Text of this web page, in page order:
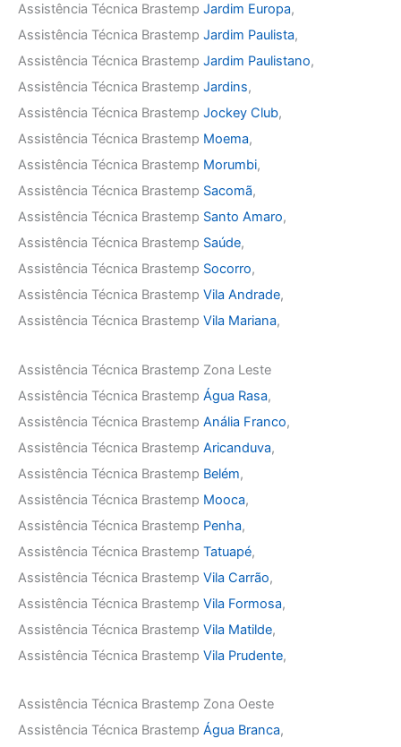
Assistência Técnica Brastemp Jardim Europa,
Assistência Técnica Brastemp Jardim Paulista,
Assistência Técnica Brastemp Jardim Paulistano,
Assistência Técnica Brastemp Jardins,
Assistência Técnica Brastemp Jockey Club,
Assistência Técnica Brastemp Moema,
Assistência Técnica Brastemp Morumbi,
Assistência Técnica Brastemp Sacomã,
Assistência Técnica Brastemp Santo Amaro,
Assistência Técnica Brastemp Saúde,
Assistência Técnica Brastemp Socorro,
Assistência Técnica Brastemp Vila Andrade,
Assistência Técnica Brastemp Vila Mariana,
Assistência Técnica Brastemp Zona Leste
Assistência Técnica Brastemp Água Rasa,
Assistência Técnica Brastemp Anália Franco,
Assistência Técnica Brastemp Aricanduva,
Assistência Técnica Brastemp Belém,
Assistência Técnica Brastemp Mooca,
Assistência Técnica Brastemp Penha,
Assistência Técnica Brastemp Tatuapé,
Assistência Técnica Brastemp Vila Carrão,
Assistência Técnica Brastemp Vila Formosa,
Assistência Técnica Brastemp Vila Matilde,
Assistência Técnica Brastemp Vila Prudente,
Assistência Técnica Brastemp Zona Oeste
Assistência Técnica Brastemp Água Branca,